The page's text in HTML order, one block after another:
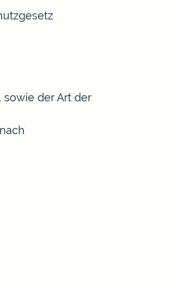
der Art der